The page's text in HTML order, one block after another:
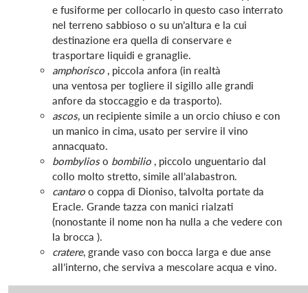
e fusiforme per collocarlo in questo caso interrato
nel terreno sabbioso o su un’altura e la cui
destinazione era quella di conservare e
trasportare liquidi e granaglie.
amphorisco , piccola anfora (in realtà
una ventosa per togliere il sigillo alle grandi
anfore da stoccaggio e da trasporto).
ascos, un recipiente simile a un orcio chiuso e con
un manico in cima, usato per servire il vino
annacquato.
bombylioso bombilio , piccolo unguentario dal
collo molto stretto, simile all’alabastron.
cantaro o coppa di Dioniso, talvolta portate da
Eracle. Grande tazza con manici rialzati
(nonostante il nome non ha nulla a che vedere con
la brocca ).
cratere, grande vaso con bocca larga e due anse
all’interno, che serviva a mescolare acqua e vino.